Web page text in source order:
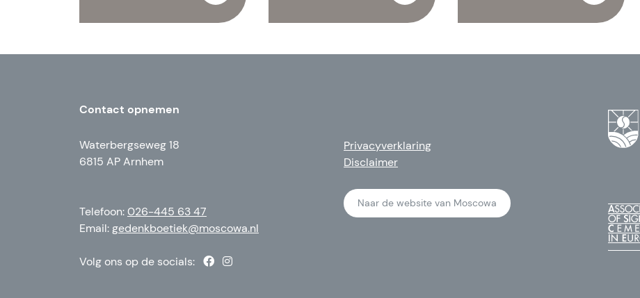
Contact opnemen
Waterbergseweg 18
6815 AP Arnhem
Telefoon:026-445 63 47
Email:gedenkboetiek@moscowa.nl
Volg ons op de socials:
Privacyverklaring
Disclaimer
Naar de website van Moscowa